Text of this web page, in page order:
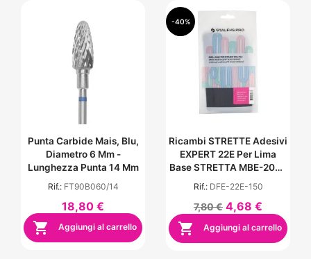
Punta Carbide Mais, Blu,
Diametro 6 Mm -
Lunghezza Punta 14 Mm
Rif.: FT90B060/14
18,80 €
 Aggiungi al carrello
Ricambi STRETTE Adesivi
EXPERT 22E Per Lima
Base STRETTA MBE-20E -
Rif.: DFE-22E-150
7,80 € 4,68 €
 Aggiungi al carrello
-40%